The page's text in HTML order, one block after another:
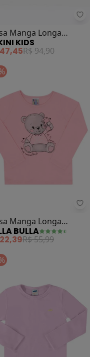
- Blusa Eu Te Amo
Manga Longa
(Rosa)
KIDS
R$ 94,90
- Blusa Manga Longa
Manga Longa
(Rosa)
BULLA
R$ 55,99